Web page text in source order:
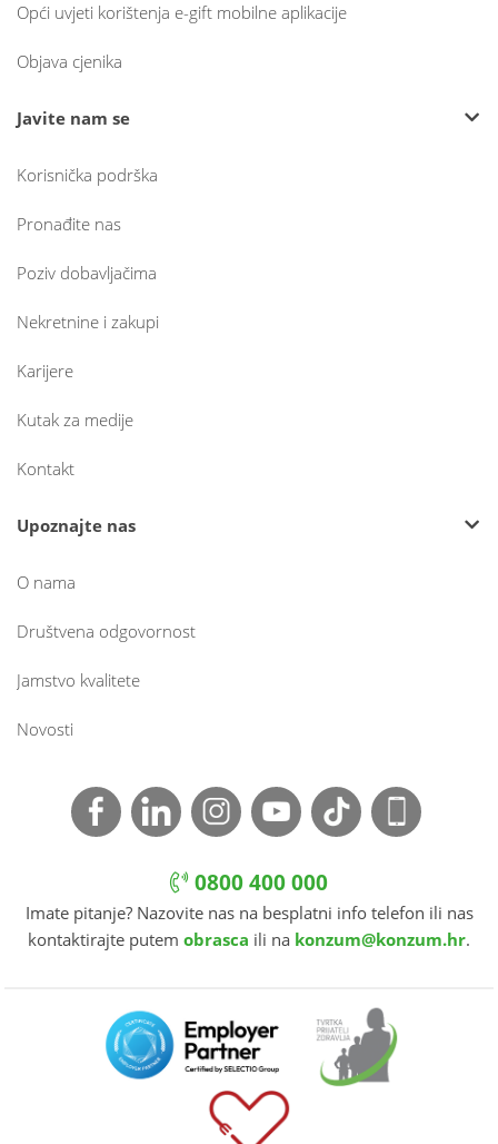
Opći uvjeti korištenja e-gift mobilne aplikacije
Objava cjenika
Javite nam se
Korisnička podrška
Pronađite nas
Poziv dobavljačima
Nekretnine i zakupi
Karijere
Kutak za medije
Kontakt
Upoznajte nas
O nama
Društvena odgovornost
Jamstvo kvalitete
Novosti
0800 400 000
Imate pitanje? Nazovite nas na besplatni info telefon ili nas
kontaktirajte putem obrasca ili na konzum@konzum.hr.